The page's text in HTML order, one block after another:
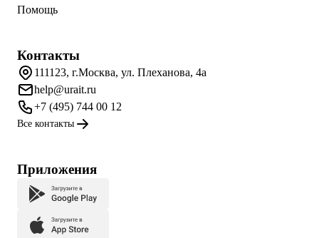
Помощь
Контакты
111123, г.Москва, ул. Плеханова, 4а
help@urait.ru
+7 (495) 744 00 12
Все контакты
Приложения